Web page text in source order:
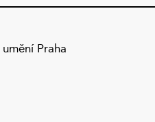
Praha